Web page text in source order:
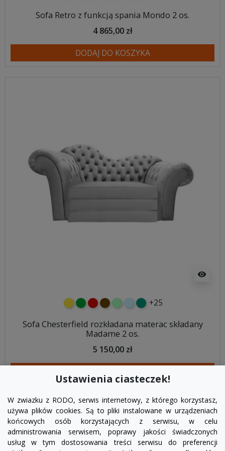
Sofa Retro z funkcją spania Mondo 2 os.
4 865,00 zł
DODAJ DO KOSZYKA
visibility
żółtyzielonyczerwony
czekoladowy
miętowybłękitny
turkusowy
+25
Sofa Chesterfield rozkładana materac składany
Madame 2 os.
5 150,00 zł
Ustawienia ciasteczek!
W zwiazku z RODO, serwis internetowy, z którego korzystasz,
używa plików cookies. Są to pliki instalowane w urządzeniach
końcowych osób korzystających z serwisu, w celu
administrowania serwisem, poprawy jakości świadczonych
usług w tym dostosowania treści serwisu do preferencji